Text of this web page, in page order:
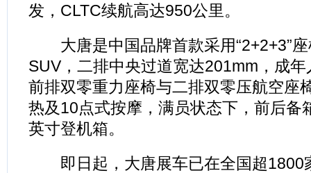
发，CLTC续航高达950公里。
大唐是中国品牌首款采用“2+2+3”座
SUV，二排中央过道宽达201mm，成
前排双零重力座椅与二排双零压航空座
热及10点式按摩，满员状态下，前后备
英寸登机箱。
即日起，大唐展车已在全国超1800